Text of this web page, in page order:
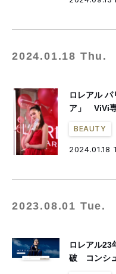
2024.01.18 Thu.
ロレアル
ア」 ViVi専
BEAUTY
2024.01.18
2023.08.01 Tue.
ロレアル23
破 コンシ